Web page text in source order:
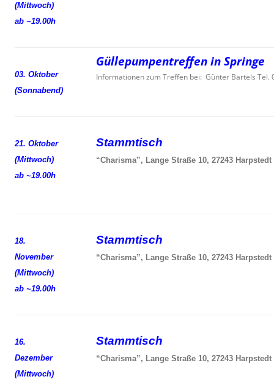
(Mittwoch)
ab ~19.00h
03. Oktober
(Sonnabend)
Güllepumpentreffen in Springe
Informationen zum Treffen bei: Günter Bartels Tel.
21. Oktober
(Mittwoch)
ab ~19.00h
Stammtisch
“Charisma”, Lange Straße 10, 27243 Harpstedt
18.
November
(Mittwoch)
ab ~19.00h
Stammtisch
“Charisma”, Lange Straße 10, 27243 Harpstedt
16.
Dezember
(Mittwoch)
Stammtisch
“Charisma”, Lange Straße 10, 27243 Harpstedt